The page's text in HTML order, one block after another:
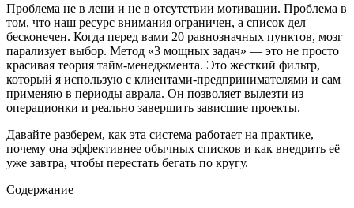
Проблема не в лени и не в отсутствии мотивации. Проблема в
том, что наш ресурс внимания ограничен, а список дел
бесконечен. Когда перед вами 20 равнозначных пунктов, мозг
парализует выбор. Метод «3 мощных задач» — это не просто
красивая теория тайм-менеджмента. Это жесткий фильтр,
который я использую с клиентами-предпринимателями и сам
применяю в периоды аврала. Он позволяет вылезти из
операционки и реально завершить зависшие проекты.
Давайте разберем, как эта система работает на практике,
почему она эффективнее обычных списков и как внедрить её
уже завтра, чтобы перестать бегать по кругу.
Содержание